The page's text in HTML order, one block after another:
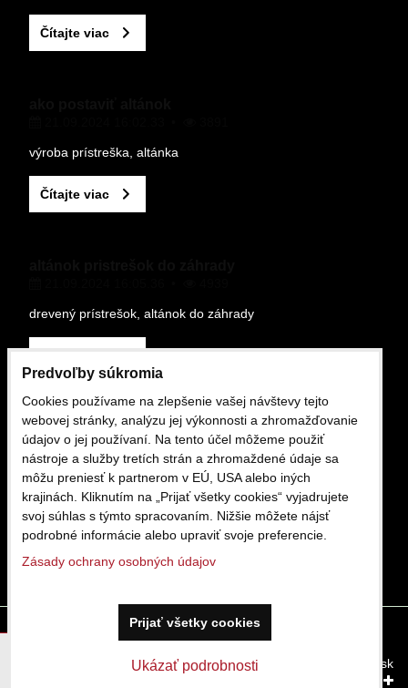
Čítajte viac
výroba prístreška, altánka
Čítajte viac
drevený prístrešok, altánok do záhrady
OBCHODNÉ PODMIENKY
Obchodne podmienky
16.02.2025 12:13.29 1426
Čítajte viac
Zásady ochrany osobných údajov
Vytvorené pomocou: BiznisWeb.sk
Predvoľby súkromia
Cookies používame na zlepšenie vašej návštevy tejto
webovej stránky, analýzu jej výkonnosti a zhromažďovanie
údajov o jej používaní. Na tento účel môžeme použiť
nástroje a služby tretích strán a zhromaždené údaje sa
môžu preniesť k partnerom v EÚ, USA alebo iných
krajinách. Kliknutím na „Prijať všetky cookies“ vyjadrujete
svoj súhlas s týmto spracovaním. Nižšie môžete nájsť
podrobné informácie alebo upraviť svoje preferencie.
Zásady ochrany osobných údajov
Ukázať podrobnosti
Prijať všetky cookies